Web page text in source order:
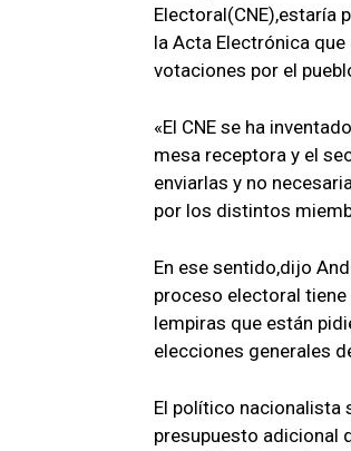
Electoral(CNE),estaría
la Acta Electrónica
votaciones por el
«El CNE se ha
mesa receptora y el
enviarlas y no
por los distintos
En ese sentido,dijo
proceso electoral
lempiras que están
elecciones generales
El político nacionalista
presupuesto adicional